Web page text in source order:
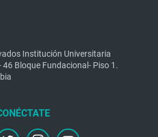
Institución Universitaria
46 Bloque Fundacional- Piso 1.